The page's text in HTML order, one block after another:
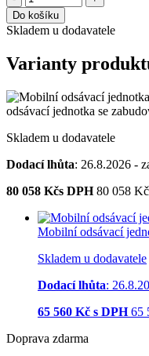
Do košíku
Skladem u dodavatele
Varianty
odsávací jednotka se
Skladem u dodavatele
Dodací lhůta: 26.8.2026 -
80 058 Kčs DPH 80 058 Kč
Mobilní odsávací
Skladem u dodavatele
Dodací lhůta:
65 560 Kč s DPH 65
Doprava zdarma